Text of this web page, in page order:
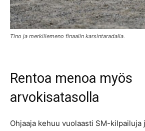
Tino ja merkillemeno finaalin karsintaradalla.
Rentoa menoa myös
arvokisatasolla
Ohjaaja kehuu vuolaasti SM-